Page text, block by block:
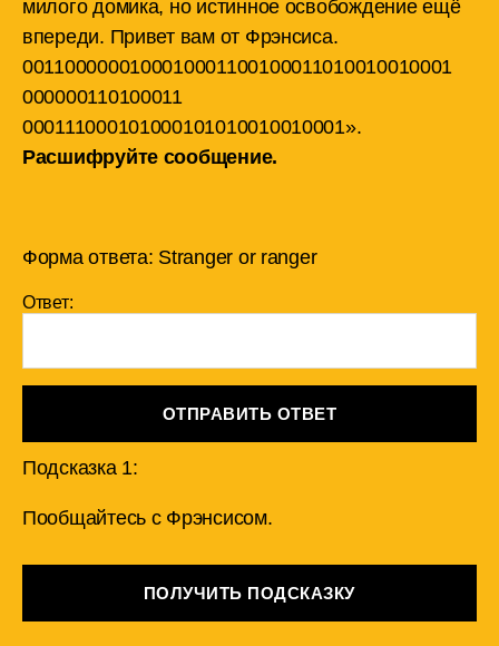
милого домика, но истинное освобождение ещё
впереди. Привет вам от Фрэнсиса.
0011000000100010001100100011010010010001
000000110100011
000111000101000101010010010001».
Расшифруйте сообщение.
Форма ответа: Stranger or ranger
Ответ:
ОТПРАВИТЬ ОТВЕТ
Подсказка 1:
Пообщайтесь с Фрэнсисом.
ПОЛУЧИТЬ ПОДСКАЗКУ